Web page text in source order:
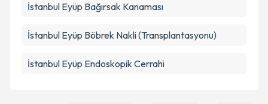
İstanbul Eyüp Bağırsak Kanaması
İstanbul Eyüp Böbrek Nakli (Transplantasyonu)
İstanbul Eyüp Endoskopik Cerrahi